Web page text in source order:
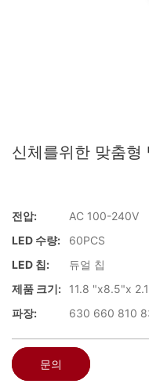
신체를위한 맞춤형
전압:
AC 100-240V
LED 수량:
60PCS
LED 칩:
듀얼 칩
제품 크기:
11.8 "x8.5"x
파장:
630 660 810
문의